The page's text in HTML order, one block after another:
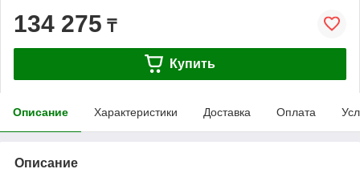
134 275 ₸
Купить
Описание Характеристики Доставка Оплата
Описание